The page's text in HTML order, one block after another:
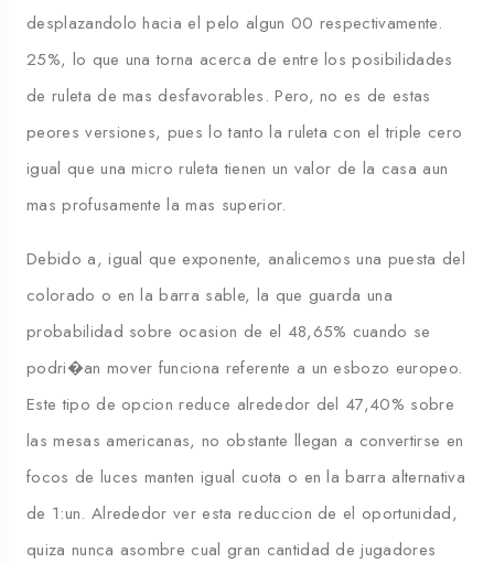
desplazandolo hacia el pelo algun 00 respectivamente.
25%, lo que una torna acerca de entre los posibilidades
de ruleta de mas desfavorables. Pero, no es de estas
peores versiones, pues lo tanto la ruleta con el triple cero
igual que una micro ruleta tienen un valor de la casa aun
mas profusamente la mas superior.
Debido a, igual que exponente, analicemos una puesta del
colorado o en la barra sable, la que guarda una
probabilidad sobre ocasion de el 48,65% cuando se
podri�an mover funciona referente a un esbozo europeo.
Este tipo de opcion reduce alrededor del 47,40% sobre
las mesas americanas, no obstante llegan a convertirse en
focos de luces manten igual cuota o en la barra alternativa
de 1:un. Alrededor ver esta reduccion de el oportunidad,
quiza nunca asombre cual gran cantidad de jugadores